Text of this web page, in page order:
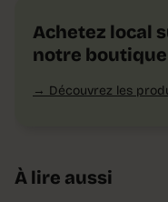
Achetez local
notre boutique
Découvrez les
À lire aussi